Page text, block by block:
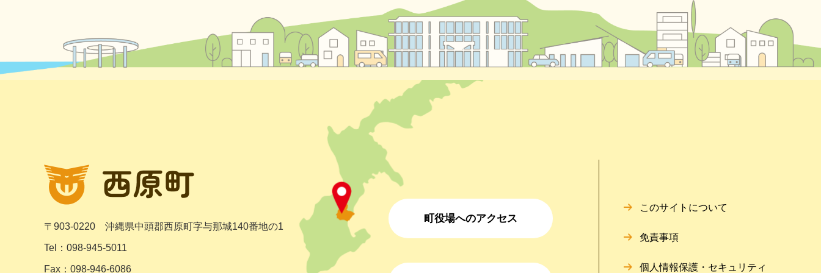
〒903-0220 沖縄県中頭郡西原町字与那城140番地の1
Tel：098-945-5011
Fax：098-946-6086
町役場へのアクセス
このサイトについて
免責事項
個人情報保護・セキュリティ